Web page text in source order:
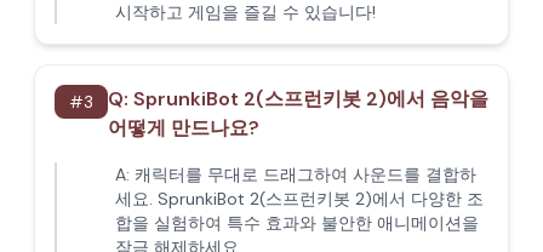
시작하고 게임을 즐길 수 있습니다!
#3 Q: SprunkiBot 2(스프런키봇 2)에서 음악을
어떻게 만드나요?
A: 캐릭터를 무대로 드래그하여 사운드를 결합하
세요. SprunkiBot 2(스프런키봇 2)에서 다양한 조
합을 실험하여 특수 효과와 불안한 애니메이션을
잠금 해제하세요.